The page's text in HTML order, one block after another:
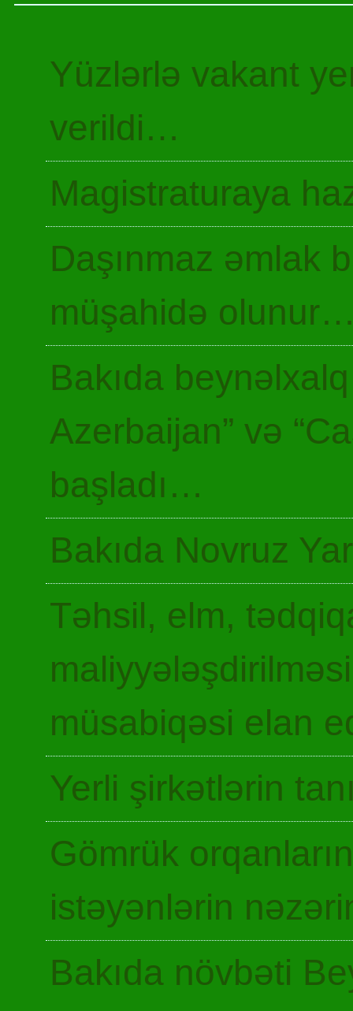
Yüzlərlə vakant
verildi…
Magistraturaya
Daşınmaz əmlak
müşahidə
Bakıda
Azerbaijan” və
başladı…
Bakıda Novruz
Təhsil, elm,
müsabiqəsi elan
Yerli şirkətlərin
Gömrük
istəyənlərin
Bakıda növbəti